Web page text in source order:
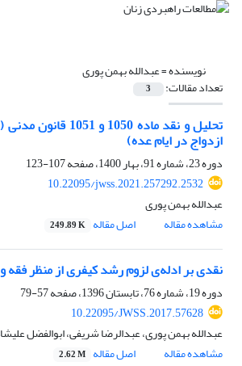
نویسنده =عبدالله بهمن پوری
تعداد مقالات: 3
تحلیل و نقد ماده
ازدواج در ایام عده)
دوره 23، شماره 91، بهار 1400، صفحه
107-123
10.22095/jwss.2021.257292.2532
عبدالله بهمن پوری
مشاهده مقاله
اصل مقاله 249.89 K
نقدی بر ادله‌ی لزوم رشد کیفری از منظر فقه
دوره 19، شماره 76، تابستان 1396، صفحه
57-79
10.22095/JWSS.2017.57628
عبدالله بهمن پوری، عبدالرضا شریفی، ابوالفضل
مشاهده مقاله
اصل مقاله 2.62 M